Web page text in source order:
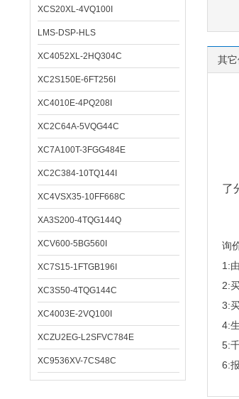
XCS20XL-4VQ100I
LMS-DSP-HLS
XC4052XL-2HQ304C
XC2S150E-6FT256I
XC4010E-4PQ208I
XC2C64A-5VQG44C
XC7A100T-3FGG484E
XC2C384-10TQ144I
XC4VSX35-10FF668C
XA3S200-4TQG144Q
XCV600-5BG560I
XC7S15-1FTGB196I
XC3S50-4TQG144C
XC4003E-2VQ100I
XCZU2EG-L2SFVC784E
XC9536XV-7CS48C
其它
了
询
1:
2:
3:
4:
5:
6: